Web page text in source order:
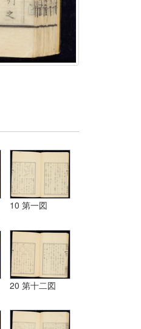
10 第一図
20 第十二図